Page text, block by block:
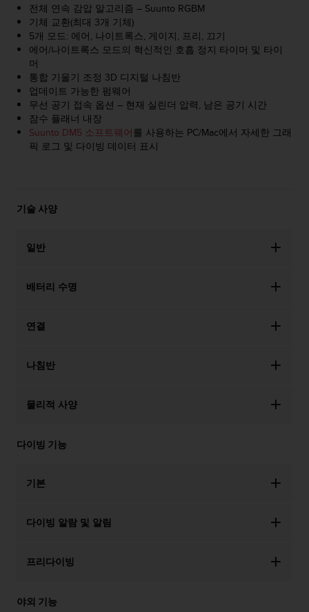
전체 연속 감압 알고리즘 – Suunto RGBM
기체 교환(최대 3개 기체)
5개 모드: 에어, 나이트록스, 게이지, 프리, 끄기
에어/나이트록스 모드의 혁신적인 호흡 정지 타이머 및 타이
머
통합 기울기 조정 3D 디지털 나침반
업데이트 가능한 펌웨어
무선 공기 접속 옵션 – 현재 실린더 압력, 남은 공기 시간
잠수 플래너 내장
Suunto DM5 소프트웨어를 사용하는 PC/Mac에서 자세한 그래
픽 로그 및 다이빙 데이터 표시
기술 사양
일반
배터리 수명
연결
나침반
물리적 사양
다이빙 기능
기본
다이빙 알람 및 알림
프리다이빙
야외 기능